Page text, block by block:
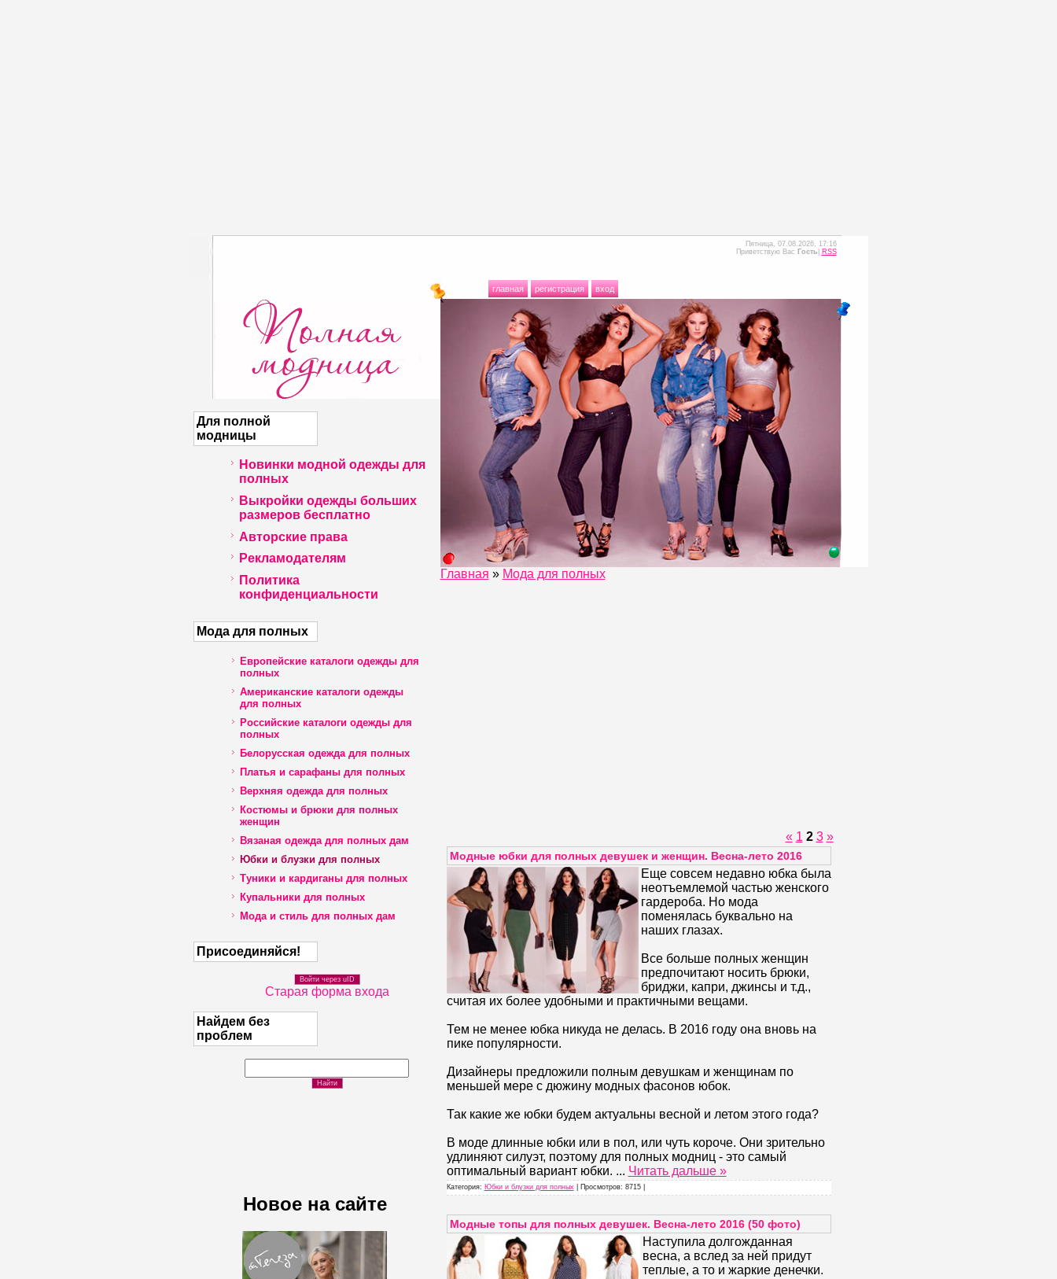
Пятница, 07.08.2026, 17:16
Приветствую Вас Гость RSS
главная регистрация вход
Для полной
модницы
Новинки модной одежды для
полных
Выкройки одежды больших
размеров бесплатно
Авторские права
Рекламодателям
Политика
конфиденциальности
Мода для полных
Европейские каталоги одежды для
полных
Американские каталоги одежды
для полных
Российские каталоги одежды для
полных
Белорусская одежда для полных
Платья и сарафаны для полных
Верхняя одежда для полных
Костюмы и брюки для полных
женщин
Вязаная одежда для полных дам
Юбки и блузки для полных
Туники и кардиганы для полных
Купальники для полных
Мода и стиль для полных дам
Присоединяйся!
Войти через uID
Старая форма входа
Найдем без
проблем
Новое на сайте
Главная » Мода для полных
« 1 2 3 »
Модные юбки для полных девушек и женщин. Весна-лето 2016
Еще совсем недавно юбка была
неотъемлемой частью женского
гардероба. Но мода
поменялась буквально на
наших глазах.
Все больше полных женщин
предпочитают носить брюки,
бриджи, капри, джинсы и т.д.,
считая их более удобными и практичными вещами.
Тем не менее юбка никуда не делась. В 2016 году она вновь на
пике популярности.
Дизайнеры предложили полным девушкам и женщинам по
меньшей мере с дюжину модных фасонов юбок.
Так какие же юбки будем актуальны весной и летом этого года?
В моде длинные юбки или в пол, или чуть короче. Они зрительно
удлиняют силуэт, поэтому для полных модниц - это самый
оптимальный вариант юбки. ... Читать дальше »
Категория: Юбки и блузки для полных| Просмотров: 8715 |
Модные топы для полных девушек. Весна-лето 2016 (50 фото)
Наступила долгожданная
весна, а вслед за ней придут
теплые, а то и жаркие денечки.